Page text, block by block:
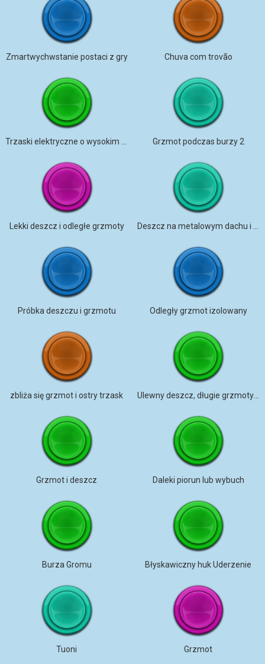
Zmartwychwstanie postaci z gry Chuva com trovão
Grzmot podczas burzy 2
Lekki deszcz i odległe grzmoty
Próbka deszczu i grzmotu Odległy grzmot izolowany
zbliża się grzmot i ostry trzask Ulewny deszcz, długie grzmoty w Dubrowniku
Grzmot i deszcz Daleki piorun lub wybuch
Burza Gromu Błyskawiczny huk Uderzenie
Tuoni Grzmot